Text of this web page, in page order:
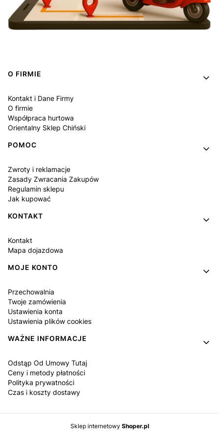
Linki w stopce
O FIRMIE
Kontakt i Dane Firmy
O firmie
Współpraca hurtowa
Orientalny Sklep Chiński
POMOC
Zwroty i reklamacje
Zasady Zwracania Zakupów
Regulamin sklepu
Jak kupować
KONTAKT
Kontakt
Mapa dojazdowa
MOJE KONTO
Przechowalnia
Twoje zamówienia
Ustawienia konta
Ustawienia plików cookies
WAŻNE INFORMACJE
Odstąp Od Umowy Tutaj
Ceny i metody płatności
Polityka prywatności
Czas i koszty dostawy
Sklep internetowy Shoper.pl